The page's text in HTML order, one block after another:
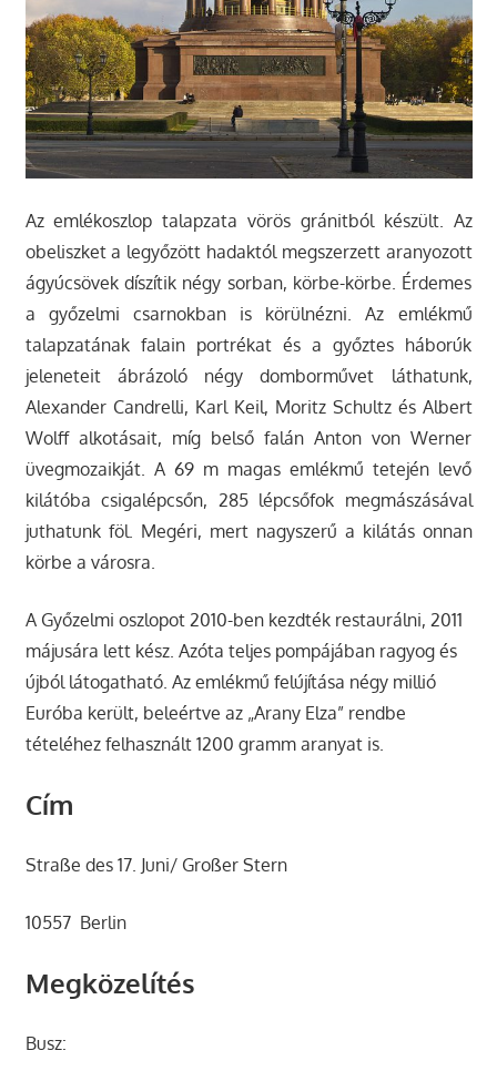
Az emlékoszlop talapzata vörös gránitból készült. Az
obeliszket a legyőzött hadaktól megszerzett aranyozott
ágyúcsövek díszítik négy sorban, körbe-körbe. Érdemes
a győzelmi csarnokban is körülnézni. Az emlékmű
talapzatának falain portrékat és a győztes háborúk
jeleneteit ábrázoló négy domborművet láthatunk,
Alexander Candrelli, Karl Keil, Moritz Schultz és Albert
Wolff alkotásait, míg belső falán Anton von Werner
üvegmozaikját. A 69 m magas emlékmű tetején levő
kilátóba csigalépcsőn, 285 lépcsőfok megmászásával
juthatunk föl. Megéri, mert nagyszerű a kilátás onnan
körbe a városra.
A Győzelmi oszlopot 2010-ben kezdték restaurálni, 2011
májusára lett kész. Azóta teljes pompájában ragyog és
újból látogatható. Az emlékmű felújítása négy millió
Euróba került, beleértve az „Arany Elza” rendbe
tételéhez felhasznált 1200 gramm aranyat is.
Cím
Straße des 17. Juni/ Großer Stern
10557 Berlin
Megközelítés
Busz: